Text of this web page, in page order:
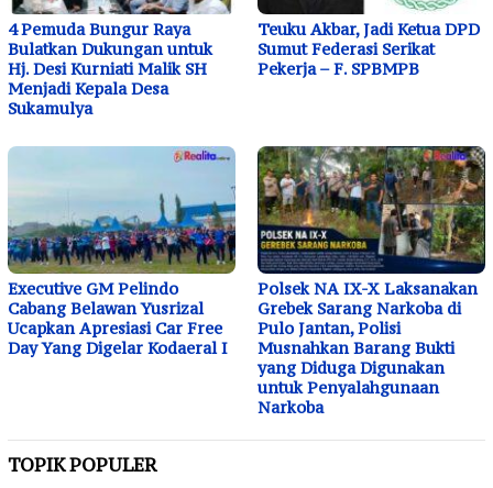
4 Pemuda Bungur Raya
Bulatkan Dukungan untuk
Hj. Desi Kurniati Malik SH
Menjadi Kepala Desa
Sukamulya
Teuku Akbar, Jadi Ketua DPD
Sumut Federasi Serikat
Pekerja – F. SPBMPB
Executive GM Pelindo
Cabang Belawan Yusrizal
Ucapkan Apresiasi Car Free
Day Yang Digelar Kodaeral I
Polsek NA IX-X Laksanakan
Grebek Sarang Narkoba di
Pulo Jantan, Polisi
Musnahkan Barang Bukti
yang Diduga Digunakan
untuk Penyalahgunaan
Narkoba
TOPIK POPULER